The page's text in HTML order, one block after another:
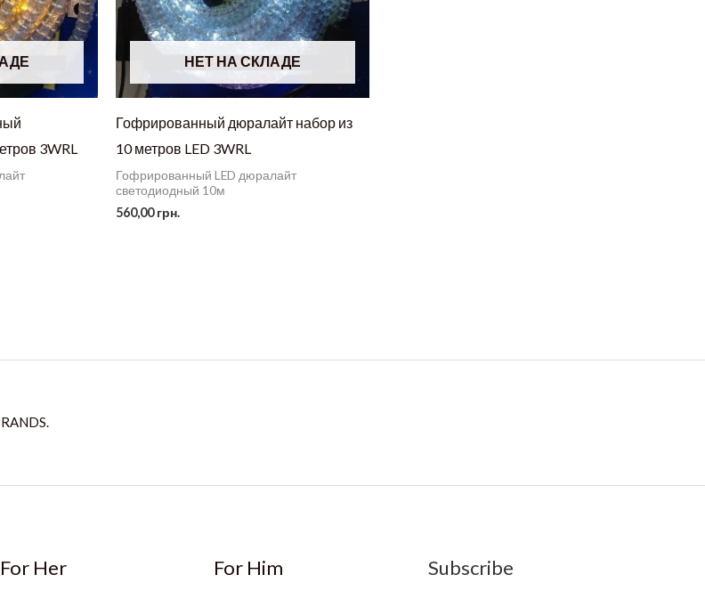
3WRL
НЕТ НА СКЛАДЕ
Гофрированный дюралайт набор из
10 метров LED 3WRL
Гофрированный LED дюралайт
светодиодный 10м
560,00грн.
For Her For Him Subscribe